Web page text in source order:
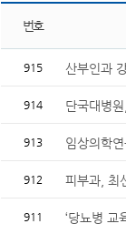
번호
915 산부인과
914 단국대병
913 임상의학
912 피부과, 최
911 ‘당뇨병 교